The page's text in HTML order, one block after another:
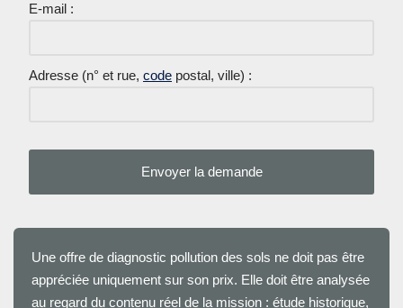
E-mail :
Adresse (n° et rue, code postal, ville) :
Une offre de diagnostic pollution des sols ne doit pas être
appréciée uniquement sur son prix. Elle doit être analysée
au regard du contenu réel de la mission : étude historique,